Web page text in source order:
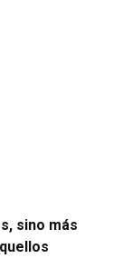
sino más